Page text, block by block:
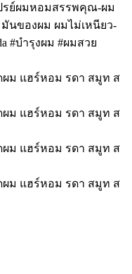
ปรย์ผมหอมสรรพคุณ-ผม
นของผม ผมไม่เหนียว-
#บำรุงผม #ผมสวย